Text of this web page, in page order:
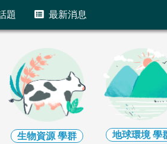
題 最新消息
生物資源學群 地球環境學